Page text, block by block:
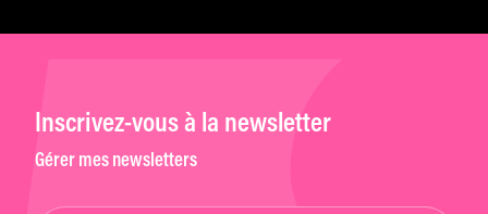
Inscrivez-vous à la newsletter
Gérer mes newsletters